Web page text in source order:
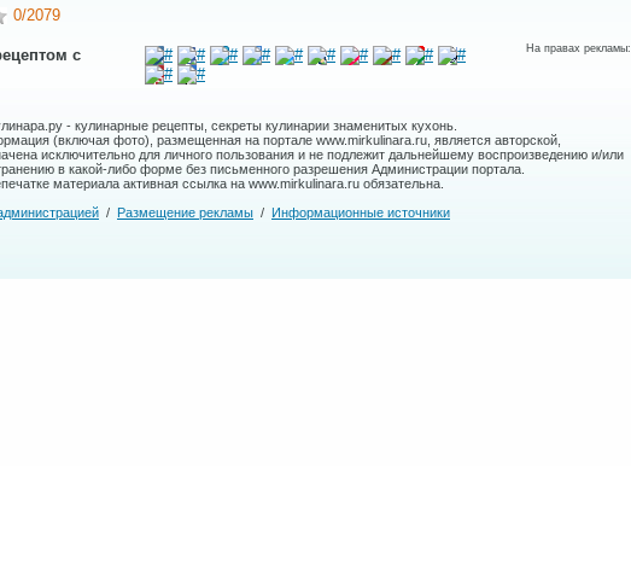
0/2079
с
На правах рекламы:
- кулинарные рецепты, секреты кулинарии знаменитых кухонь.
(включая фото), размещенная на портале www.mirkulinara.ru, является авторской,
исключительно для личного пользования и не подлежит дальнейшему воспроизведению и/или
в какой-либо форме без письменного разрешения Администрации портала.
материала активная ссылка на www.mirkulinara.ru обязательна.
/ Размещение рекламы / Информационные источники